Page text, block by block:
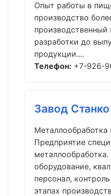
Опыт работы в
производство
производственный
разработки до
продукции....
Телефон: +7-926-
Завод
Металлообработка
Предприятие
оборудование,
персонал,
этапах